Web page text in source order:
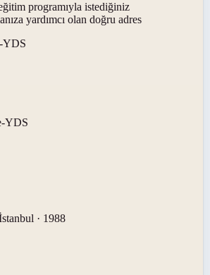
programıyla istediğiniz
yardımcı olan doğru adres
YDS
YDS
· 1988